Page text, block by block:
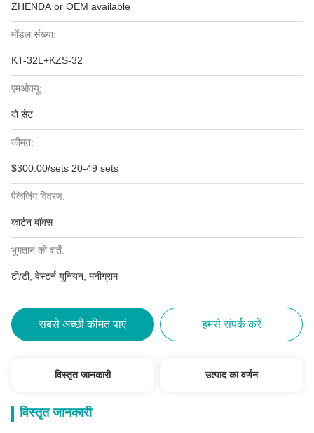
ZHENDA or OEM available
मॉडल संख्या:
KT-32L+KZS-32
एमओक्यू:
दो सेट
कीमत:
$300.00/sets 20-49 sets
पैकेजिंग विवरण:
कार्टन बॉक्स
भुगतान की शर्तें:
टी/टी, वेस्टर्न यूनियन, मनीग्राम
सबसे अच्छी कीमत पाएं हमसे संपर्क करें
विस्तृत जानकारी उत्पाद का वर्णन
विस्तृत जानकारी